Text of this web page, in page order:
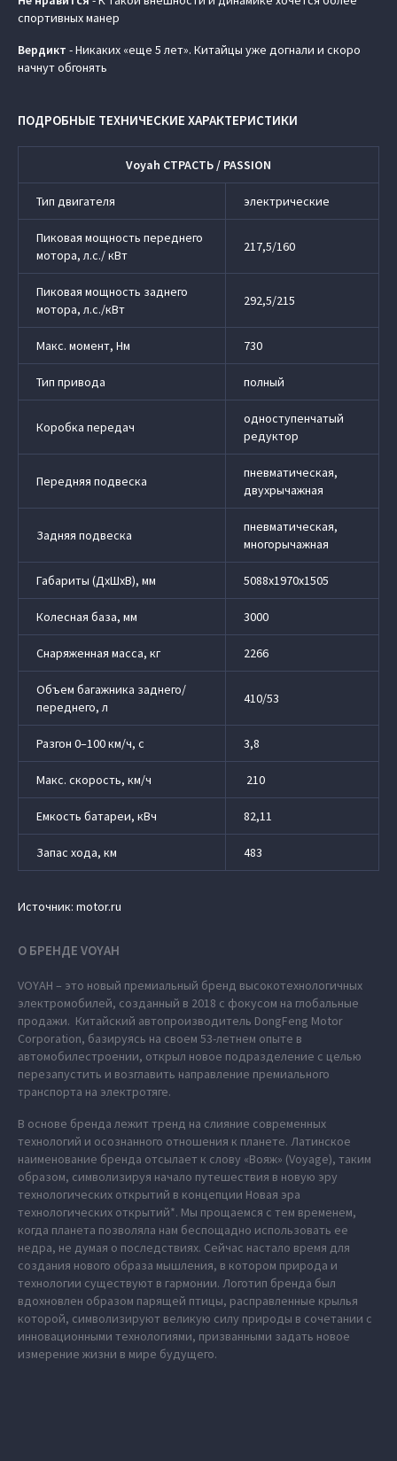
спортивных манер
Вердикт - Никаких «еще 5 лет». Китайцы уже догнали и скоро
начнут обгонять
ПОДРОБНЫЕ ТЕХНИЧЕСКИЕ ХАРАКТЕРИСТИКИ
Voyah СТРАСТЬ / PASSION
Тип двигателя электрические
Пиковая мощность переднего
мотора, л.с./ кВт
217,5/160
Пиковая мощность заднего
мотора, л.с./кВт
292,5/215
Макс. момент, Нм 730
Тип привода полный
Коробка передач
одноступенчатый
редуктор
Передняя подвеска
пневматическая,
двухрычажная
Задняя подвеска
пневматическая,
многорычажная
Габариты (ДхШхВ), мм 5088х1970х1505
Колесная база, мм 3000
Снаряженная масса, кг 2266
Объем багажника заднего/
переднего, л
410/53
Разгон 0–100 км/ч, с 3,8
Макс. скорость, км/ч 210
Емкость батареи, кВч 82,11
Запас хода, км 483
Источник: motor.ru
О БРЕНДЕ VOYAH
VOYAH – это новый премиальный бренд высокотехнологичных
электромобилей, созданный в 2018 с фокусом на глобальные
продажи. Китайский автопроизводитель DongFeng Motor
Corporation, базируясь на своем 53-летнем опыте в
автомобилестроении, открыл новое подразделение с целью
перезапустить и возглавить направление премиального
транспорта на электротяге.
В основе бренда лежит тренд на слияние современных
технологий и осознанного отношения к планете. Латинское
наименование бренда отсылает к слову «Вояж» (Voyage), таким
образом, символизируя начало путешествия в новую эру
технологических открытий в концепции Новая эра
технологических открытий*. Мы прощаемся с тем временем,
когда планета позволяла нам беспощадно использовать ее
недра, не думая о последствиях. Сейчас настало время для
создания нового образа мышления, в котором природа и
технологии существуют в гармонии. Логотип бренда был
вдохновлен образом парящей птицы, расправленные крылья
которой, символизируют великую силу природы в сочетании с
инновационными технологиями, призванными задать новое
измерение жизни в мире будущего.